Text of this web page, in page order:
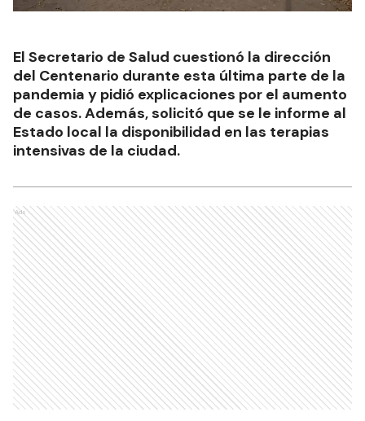
El Secretario de Salud cuestionó la dirección
del Centenario durante esta última parte de la
pandemia y pidió explicaciones por el aumento
de casos. Además, solicitó que se le informe al
Estado local la disponibilidad en las terapias
intensivas de la ciudad.
Ads